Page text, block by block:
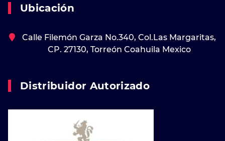
Ubicación
Calle Filemón Garza No.340, Col.Las Margaritas,
CP. 27130, Torreón Coahuila Mexico
Distribuidor Autorizado